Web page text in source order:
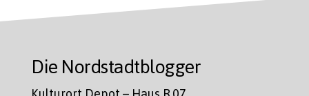
Die Nordstadtblogger
Kulturort Depot – Haus R.07